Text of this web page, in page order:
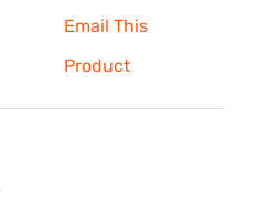
Email This
Product